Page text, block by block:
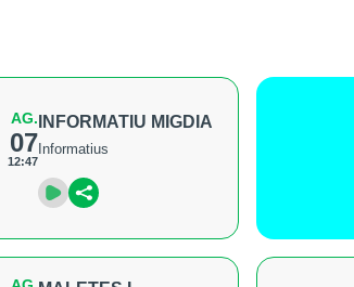
AG.
07
12:47
INFORMATIU MIGDIA
Informatius